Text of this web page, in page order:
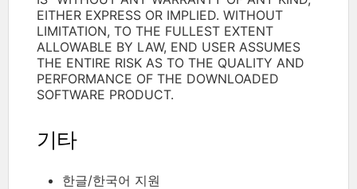
EITHER EXPRESS OR IMPLIED. WITHOUT
LIMITATION, TO THE FULLEST EXTENT
ALLOWABLE BY LAW, END USER ASSUMES
THE ENTIRE RISK AS TO THE QUALITY AND
PERFORMANCE OF THE DOWNLOADED
SOFTWARE PRODUCT.
기타
한글/한국어 지원